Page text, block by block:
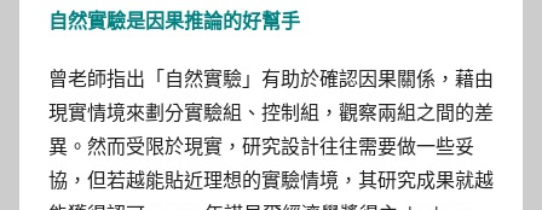
自然實驗是因果推論的好幫手
曾老師指出「自然實驗」有助於確認因果關係，藉由
現實情境來劃分實驗組、控制組，觀察兩組之間的差
異。然而受限於現實，研究設計往往需要做一些妥
協，但若越能貼近理想的實驗情境，其研究成果就越